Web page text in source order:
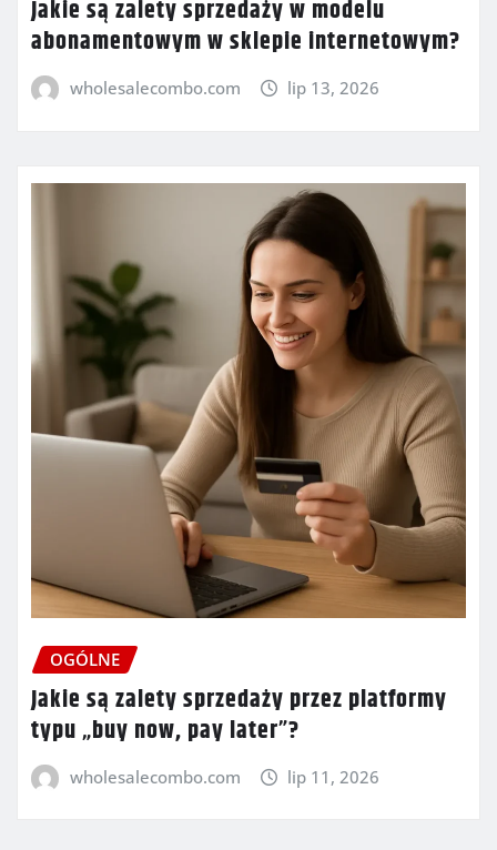
Jakie są zalety sprzedaży w modelu
abonamentowym w sklepie internetowym?
wholesalecombo.com lip 13, 2026
OGÓLNE
Jakie są zalety sprzedaży przez platformy
typu „buy now, pay later”?
wholesalecombo.com lip 11, 2026